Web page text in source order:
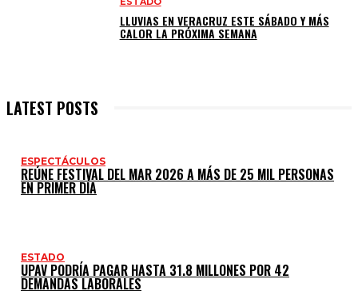
LLUVIAS EN VERACRUZ ESTE SÁBADO Y MÁS
CALOR LA PRÓXIMA SEMANA
LATEST POSTS
ESPECTÁCULOS
REÚNE FESTIVAL DEL MAR 2026 A MÁS DE 25 MIL PERSONAS
EN PRIMER DÍA
ESTADO
UPAV PODRÍA PAGAR HASTA 31.8 MILLONES POR 42
DEMANDAS LABORALES